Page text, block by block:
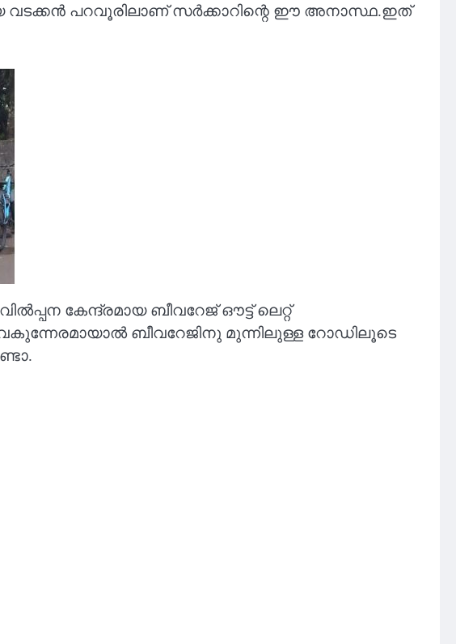
വടക്കൻ പറവൂരിലാണ് സർക്കാറിന്റെ ഈ അനാസ്ഥ.ഇത്
കേന്ദ്രമായ ബീവറേജ് ഔട്ട് ലെറ്റ്
ബീവറേജിനു മുന്നിലുള്ള റോഡിലൂടെ